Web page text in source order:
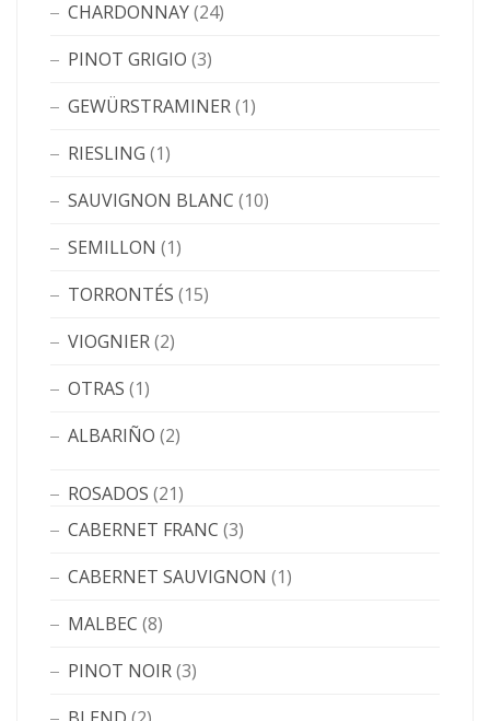
CHARDONNAY(24)
PINOT GRIGIO (3)
GEWÜRSTRAMINER(1)
RIESLING (1)
SAUVIGNON BLANC (10)
SEMILLON (1)
TORRONTÉS (15)
VIOGNIER(2)
OTRAS (1)
ALBARIÑO (2)
ROSADOS (21)
CABERNET FRANC (3)
CABERNET SAUVIGNON (1)
MALBEC (8)
PINOT NOIR(3)